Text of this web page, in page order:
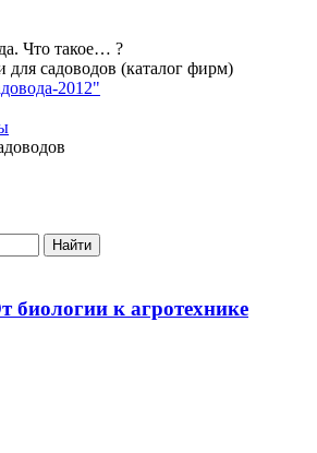
Что такое… ?
для садоводов (каталог фирм)
2012"
Найти
биологии к агротехнике